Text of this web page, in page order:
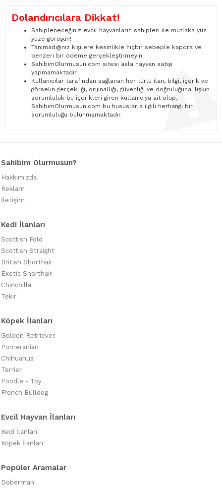
Dolandırıcılara Dikkat!
Sahipleneceğiniz evcil hayvanların sahipleri ile mutlaka yüz
yüze görüşün!
Tanımadığınız kişilere kesinlikle hiçbir sebeple kapora ve
benzeri bir ödeme gerçekleştirmeyin.
SahibimOlurmusun.com sitesi asla hayvan satışı
yapmamaktadır.
Kullanıcılar tarafından sağlanan her türlü ilan, bilgi, içerik ve
görselin gerçekliği, orijinalliği, güvenliği ve doğruluğuna ilişkin
sorumluluk bu içerikleri giren kullanıcıya ait olup,
SahibimOlurmusun.com bu hususlarla ilgili herhangi bir
sorumluluğu bulunmamaktadır.
Sahibim Olurmusun?
Hakkımızda
Reklam
İletişim
Kedi İlanları
Scottish Fold
Scottish Straight
British Shorthair
Exotic Shorthair
Chinchilla
Tekir
Köpek İlanları
Golden Retriever
Pomeranian
Chihuahua
Terrier
Poodle - Toy
French Bulldog
Evcil Hayvan İlanları
Kedi İlanları
Köpek İlanları
Popüler Aramalar
Doberman